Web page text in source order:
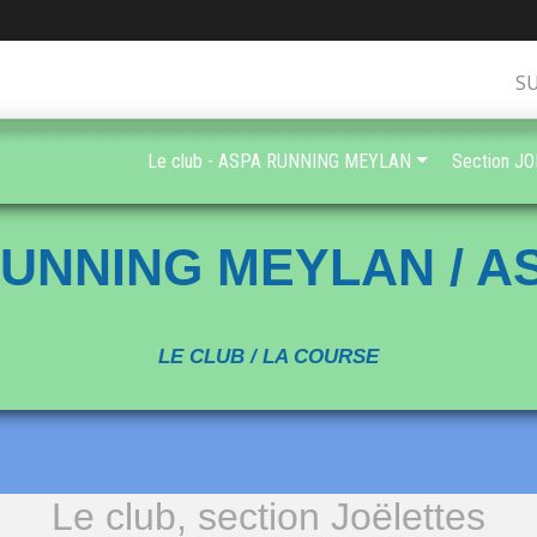
MEYLAN /
LE CLUB / LA COURSE
Le club, section Joëlettes
Le club - ASPA RUNNING MEYLAN Section